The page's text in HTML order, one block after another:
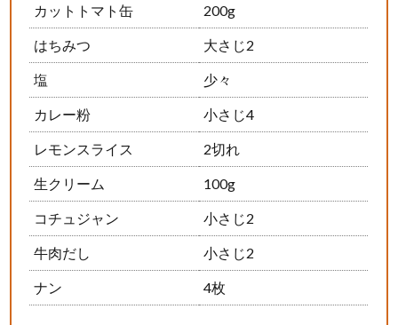
カットトマト缶 200g
はちみつ 大さじ2
塩 少々
カレー粉 小さじ4
レモンスライス 2切れ
生クリーム 100g
コチュジャン 小さじ2
牛肉だし 小さじ2
ナン 4枚